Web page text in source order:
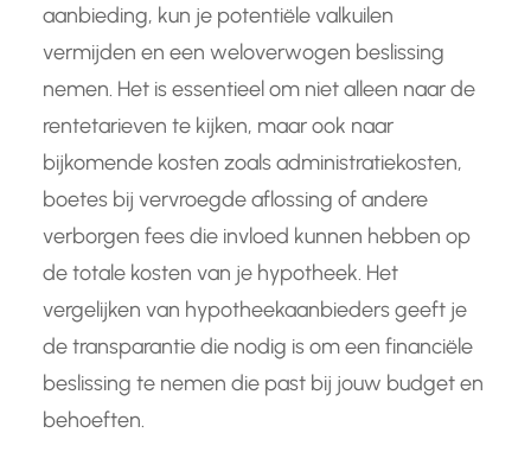
aanbieding, kun je potentiële valkuilen
vermijden en een weloverwogen beslissing
nemen. Het is essentieel om niet alleen naar de
rentetarieven te kijken, maar ook naar
bijkomende kosten zoals administratiekosten,
boetes bij vervroegde aflossing of andere
verborgen fees die invloed kunnen hebben op
de totale kosten van je hypotheek. Het
vergelijken van hypotheekaanbieders geeft je
de transparantie die nodig is om een financiële
beslissing te nemen die past bij jouw budget en
behoeften.